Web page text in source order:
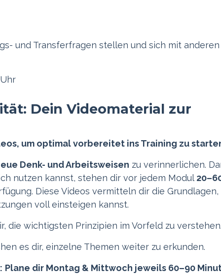
und Transferfragen stellen und sich mit anderen
Dein Videomaterial zur
um optimal vorbereitet ins Training zu
Denk- und Arbeitsweisen zu verinnerlichen.
nutzen kannst, stehen dir vor jedem Modul
Diese Videos vermitteln dir die Grundlagen,
voll einsteigen kannst.
die wichtigsten Prinzipien im Vorfeld zu verstehen.
es dir, einzelne Themen weiter zu erkunden.
Plane dir Montag & Mittwoch jeweils 60–90